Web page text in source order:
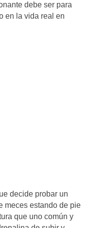
debe ser para
en la vida real en
decide probar un
meces estando de pie
que uno común y